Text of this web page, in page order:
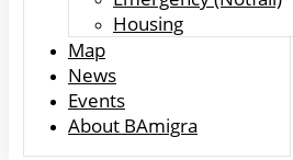
Housing
Map
News
Events
About BAmigra